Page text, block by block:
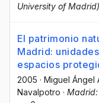
University of Madrid)
El patrimonio
Madrid:
espacios
2005 · Miguel Ángel
Navalpotro ·